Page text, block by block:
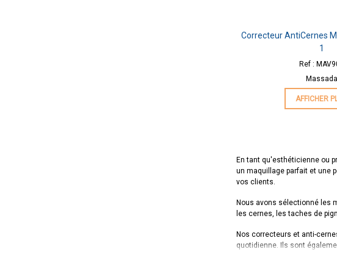
Correcteur AntiCernes
1
Ref :
Massada
AFFICHER
En tant qu'esthéticienne ou
un maquillage parfait et une
vos clients.
Nous avons sélectionné les
les cernes, les taches de
Nos correcteurs et anti-
quotidienne. Ils sont